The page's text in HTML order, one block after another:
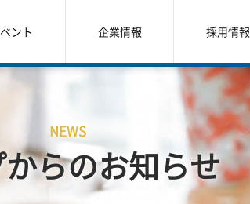
ント 企業情報 採用情報
NEWS
らのお知らせ